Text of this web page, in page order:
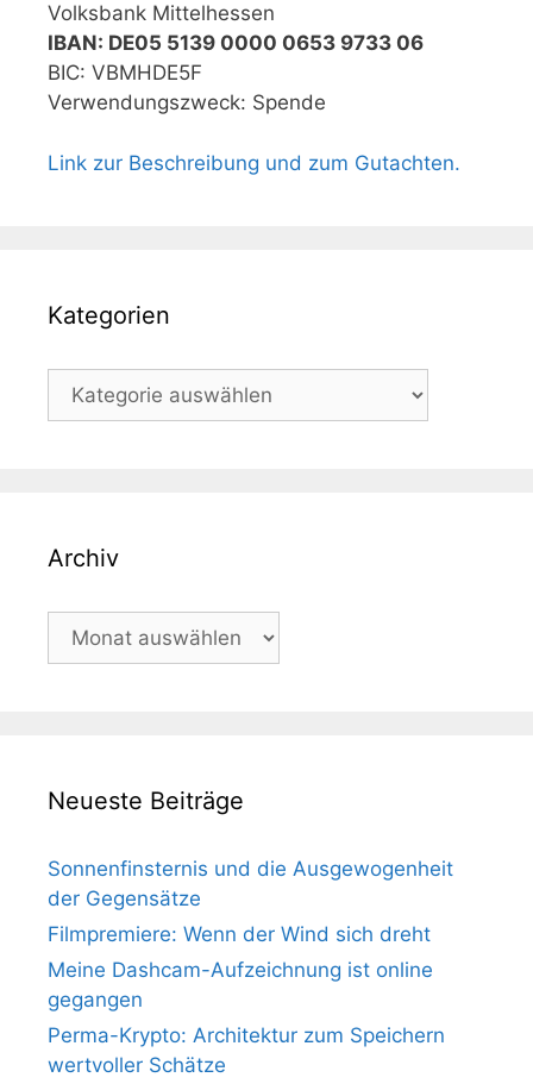
Volksbank Mittelhessen
IBAN: DE05 5139 0000 0653 9733 06
BIC: VBMHDE5F
Verwendungszweck: Spende
Link zur Beschreibung und zum Gutachten.
Kategorien
Kategorien
Archiv
Archiv
Neueste Beiträge
Sonnenfinsternis und die Ausgewogenheit
der Gegensätze
Filmpremiere: Wenn der Wind sich dreht
Meine Dashcam-Aufzeichnung ist online
gegangen
Perma-Krypto: Architektur zum Speichern
wertvoller Schätze